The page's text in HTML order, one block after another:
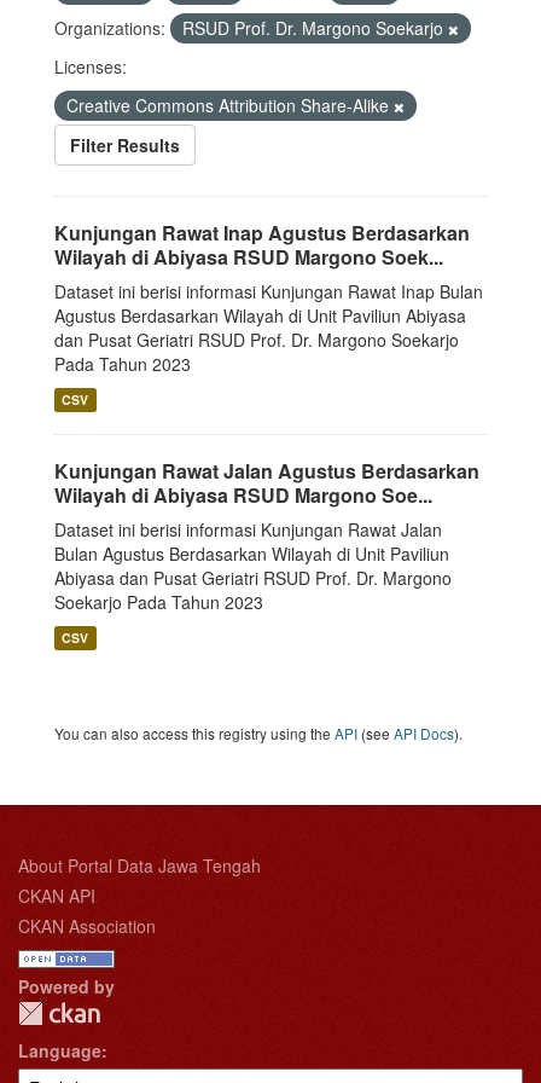
Organizations:
RSUD Prof. Dr. Margono Soekarjo
Licenses:
Creative Commons Attribution Share-Alike
Filter Results
Kunjungan Rawat Inap Agustus Berdasarkan
Wilayah di Abiyasa RSUD Margono Soek...
Dataset ini berisi informasi Kunjungan Rawat Inap Bulan
Agustus Berdasarkan Wilayah di Unit Paviliun Abiyasa
dan Pusat Geriatri RSUD Prof. Dr. Margono Soekarjo
Pada Tahun 2023
CSV
Kunjungan Rawat Jalan Agustus Berdasarkan
Wilayah di Abiyasa RSUD Margono Soe...
Dataset ini berisi informasi Kunjungan Rawat Jalan
Bulan Agustus Berdasarkan Wilayah di Unit Paviliun
Abiyasa dan Pusat Geriatri RSUD Prof. Dr. Margono
Soekarjo Pada Tahun 2023
CSV
You can also access this registry using the API (see API Docs).
About Portal Data Jawa Tengah
CKAN API
CKAN Association
Powered by
Language